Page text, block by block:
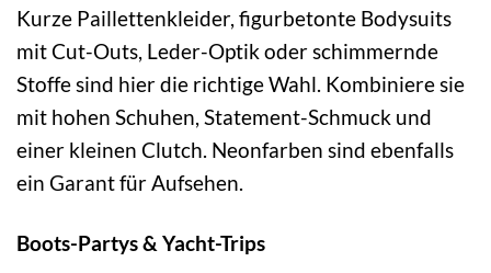
Kurze Paillettenkleider, figurbetonte Bodysuits
mit Cut-Outs, Leder-Optik oder schimmernde
Stoffe sind hier die richtige Wahl. Kombiniere sie
mit hohen Schuhen, Statement-Schmuck und
einer kleinen Clutch. Neonfarben sind ebenfalls
ein Garant für Aufsehen.
Boots-Partys & Yacht-Trips